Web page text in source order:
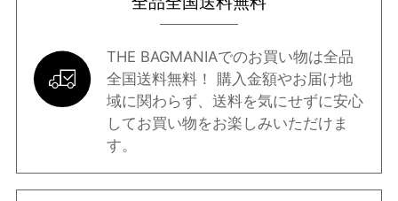
THE BAGMANIAでのお買い物は全品
全国送料無料！ 購入金額やお届け地
域に関わらず、送料を気にせずに安心
してお買い物をお楽しみいただけま
す。